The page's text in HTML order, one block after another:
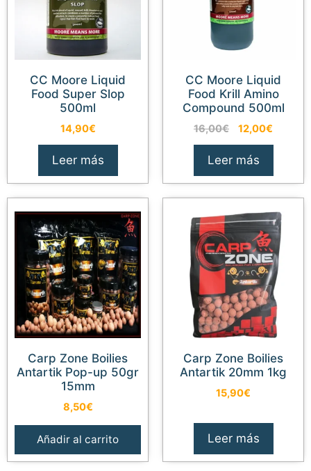
CC Moore Liquid
Food Super Slop
500ml
14,90€
Leer más
CC Moore Liquid
Food Krill Amino
Compound 500ml
16,00€
El
precio
original
16,00€.
12,00€
precio
12,00€.
Leer más
Carp Zone Boilies
Antartik Pop-up 50gr
15mm
8,50€
Añadir al carrito
Carp Zone Boilies
Antartik 20mm 1kg
15,90€
Leer más